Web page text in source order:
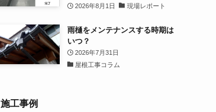
2026年8月1日 現場レポート
雨樋をメンテナンスする時期は
いつ？
2026年7月31日
屋根工事コラム
施工事例